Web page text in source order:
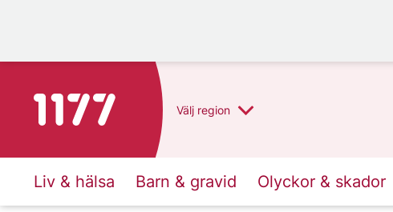
Till startsidan för 1177 Välj region
Liv & hälsa Barn & gravid Olyckor & skador